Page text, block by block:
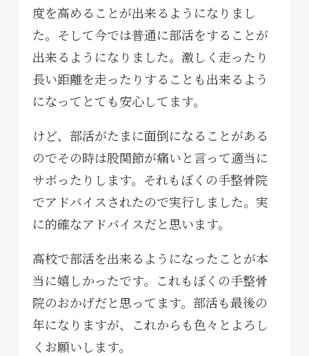
度を高めることが出来るようになりまし
た。そして今では普通に部活をすることが
出来るようになりました。激しく走ったり
長い距離を走ったりすることも出来るよう
になってとても安心してます。
けど、部活がたまに面倒になることがある
のでその時は股関節が痛いと言って適当に
サボったりします。それもぼくの手整骨院
でアドバイスされたので実行しました。実
に的確なアドバイスだと思います。
高校で部活を出来るようになったことが本
当に嬉しかったです。これもぼくの手整骨
院のおかげだと思ってます。部活も最後の
年になりますが、これからも色々とよろし
くお願いします。